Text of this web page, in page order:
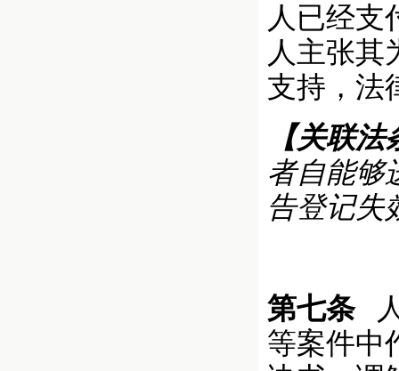
人已经支
人主张其
支持，法
【关联法
者自能够
告登记失
第七条人
等案件中